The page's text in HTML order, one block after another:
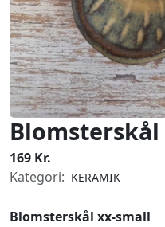
169 Kr.
Kategori: KERAMIK
Blomsterskål xx-small